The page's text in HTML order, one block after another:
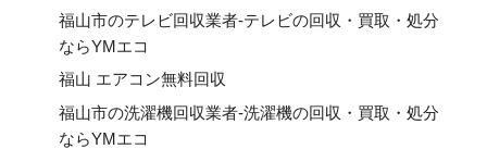
福山市のテレビ回収業者-テレビの回収・買取・処分
ならYMエコ
福山 エアコン無料回収
福山市の洗濯機回収業者-洗濯機の回収・買取・処分
ならYMエコ